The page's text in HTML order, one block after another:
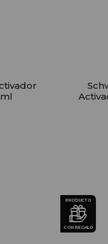
PRODUCTO
CON REGALO